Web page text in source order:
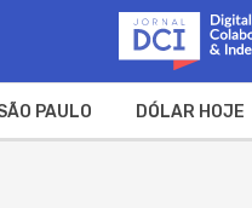
PAULO DÓLAR HOJE